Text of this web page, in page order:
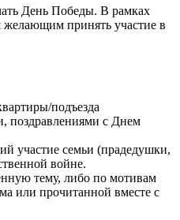
День Победы. В рамках
желающим принять участие в
подъезда
поздравлениями с Днем
участие семьи (прадедушки,
войне.
тему, либо по мотивам
или прочитанной вместе с